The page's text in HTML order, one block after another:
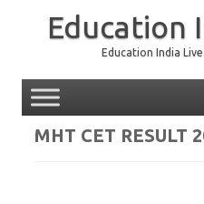
Education
Education India
MHT CET RESULT